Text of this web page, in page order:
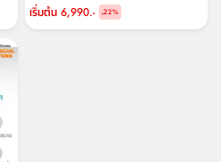
เริ่มต้น 6,990.- -22%